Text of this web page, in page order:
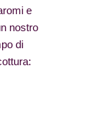
e
nostro
di